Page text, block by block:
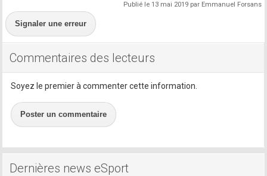
Publié le 13 mai 2019 par Emmanuel Forsans
Signaler une erreur
Commentaires des lecteurs
Soyez le premier à commenter cette information.
Poster un commentaire
Dernières news eSport